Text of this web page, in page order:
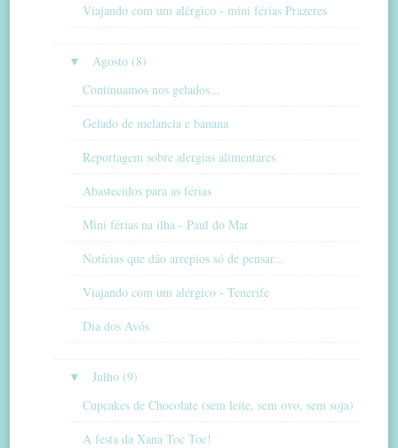
Viajando com um alérgico - mini férias Prazeres
▼
Agosto (8)
Continuamos nos gelados...
Gelado de melancia e banana
Reportagem sobre alergias alimentares
Abastecidos para as férias
Mini férias na ilha - Paul do Mar
Notícias que dão arrepios só de pensar...
Viajando com um alérgico - Tenerife
Dia dos Avós
▼
Julho (9)
Cupcakes de Chocolate (sem leite, sem ovo, sem soja)
A festa da Xana Toc Toc!